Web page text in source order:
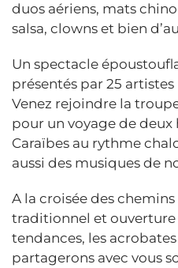
duos aériens, mats
salsa, clowns et bien
Un spectacle
présentés par 25 artistes
Venez rejoindre la
pour un voyage de deux
Caraïbes au rythme
aussi des musiques de
A la croisée des
traditionnel et ouverture
tendances, les
partagerons avec vous